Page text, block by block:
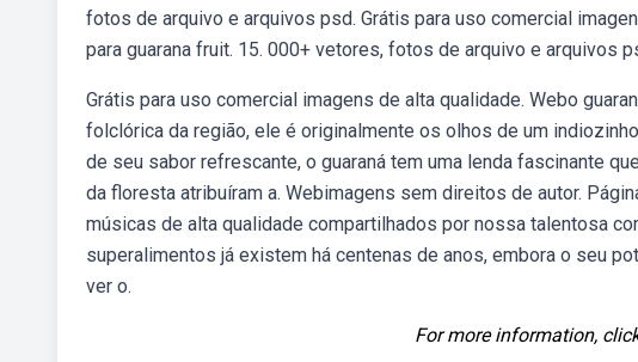
fotos de arquivo e arquivos psd. Grátis para uso comercial
para guarana fruit. 15. 000+ vetores, fotos de arquivo e arquivos
Grátis para uso comercial imagens de alta qualidade. Webo
folclórica da região, ele é originalmente os olhos de um
de seu sabor refrescante, o guaraná tem uma lenda fascinante
da floresta atribuíram a. Webimagens sem direitos de autor.
músicas de alta qualidade compartilhados por nossa talentosa
superalimentos já existem há centenas de anos, embora o seu
ver o.
For more information,